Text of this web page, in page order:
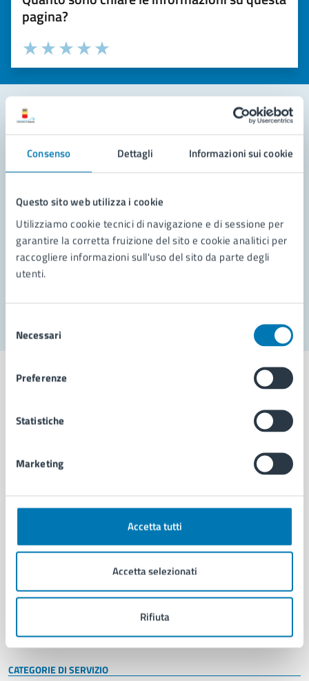
Consenso Dettagli Informazioni sui cookie
Questo sito web utilizza i cookie
Utilizziamo cookie tecnici di navigazione e di sessione per
garantire la corretta fruizione del sito e cookie analitici per
raccogliere informazioni sull'uso del sito da parte degli
utenti.
delNecessari
Preferenze
Statistiche
Marketing
Accetta tutti
Accetta selezionati
Rifiuta
pagina?
Valuta la chiarezza delle informazioni (da 1 a 5 stelle)
Seleziona il numero di stelle per valutare la chiarezza delle
Valuta 5 stelle su 5
Valuta 4 stelle su 5
Valuta 3 stelle su 5
Valuta 2 stelle su 5
Valuta 1 stelle su 5
Leggi le domande frequenti
Richiedi assistenza
Prenota appuntamento
Problemi in città
Comune di Napoli
AMMINISTRAZIONE
Organi di governo
Enti e fondazioni
Personale amministrativo
Intranet, posta aziendale e protocollo
CATEGORIE DI SERVIZIO